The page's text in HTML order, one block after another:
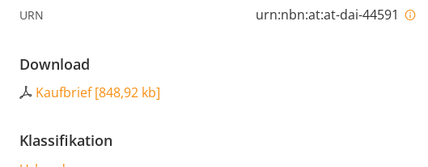
URN urn:nbn:at:at-dai-44591
Download
Kaufbrief[848,92 kb]
Klassifikation